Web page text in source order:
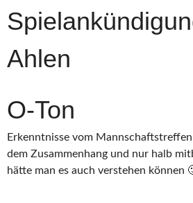
Ahlen
O-Ton
Erkenntnisse vom
dem Zusammenhang und nur halb
hätte man es auch verstehen können